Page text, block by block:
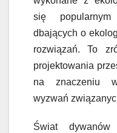
się
dbających o
rozwiązań. To
projektowania
na znaczeniu
wyzwań
Świat dywanów